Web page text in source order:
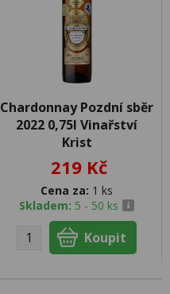
Chardonnay Pozdní sběr
2022 0,75l Vinařství
Krist
219 Kč
Cena za: 1 ks
Skladem: 5 - 50 ks